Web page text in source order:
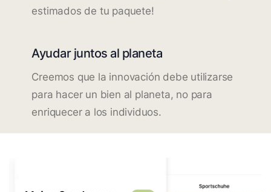
estimados de tu paquete!
Ayudar juntos al planeta
Creemos que la innovación debe utilizarse
para hacer un bien al planeta, no para
enriquecer a los individuos.